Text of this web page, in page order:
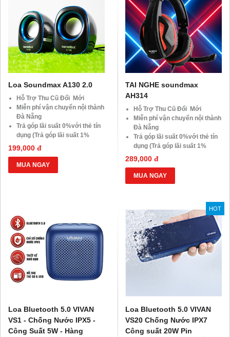
Loa Soundmax A130 2.0
Hỗ Trợ Thu Cũ Đổi Mới
Miễn phí vận chuyển nội thành
Đà Nẵng
Trả góp lãi suất 0%với thẻ tín
dụng (Trả góp lãi suất 1%
HDsaison - chỉ cần CMND
BLX hoặc hộ khẩu gốc )
Giảm 20%khi nâng cấp Ram-
SSD
199,000 đ
MUA NGAY
TAI NGHE soundmax
AH314
Hỗ Trợ Thu Cũ Đổi Mới
Miễn phí vận chuyển nội thành
Đà Nẵng
Trả góp lãi suất 0%với thẻ tín
dụng (Trả góp lãi suất 1%
HDsaison - chỉ cần CMND
BLX hoặc hộ khẩu gốc )
Giảm 20%khi nâng cấp Ram-
SSD
khách hàng ở xa, HSSV . Săn
10.000 Voucher Giảm
Giá 500.000đ
289,000 đ
MUA NGAY
Loa Bluetooth 5.0 VIVAN
VS1 - Chống Nước IPX5 -
Công Suất 5W - Hàng
HOT
Loa Bluetooth 5.0 VIVAN
VS20 Chống Nước IPX7
Công suất 20W Pin